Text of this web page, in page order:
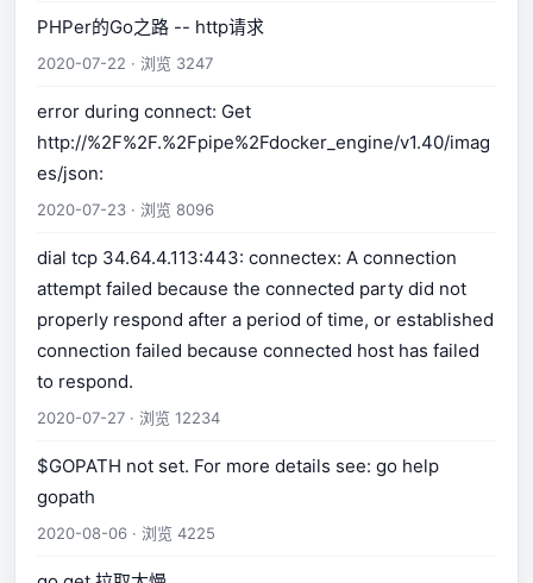
PHPer的Go之路 -- http请求
2020-07-22 · 浏览 3247
error during connect: Get
http://%2F%2F.%2Fpipe%2Fdocker_engine/v1.40/imag
es/json:
2020-07-23 · 浏览 8096
dial tcp 34.64.4.113:443: connectex: A connection
attempt failed because the connected party did not
properly respond after a period of time, or established
connection failed because connected host has failed
to respond.
2020-07-27 · 浏览 12234
$GOPATH not set. For more details see: go help
gopath
2020-08-06 · 浏览 4225